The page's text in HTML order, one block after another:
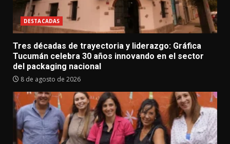
DESTACADAS
Tres décadas de trayectoria y liderazgo: Gráfica
Tucumán celebra 30 años innovando en el sector
del packaging nacional
8 de agosto de 2026